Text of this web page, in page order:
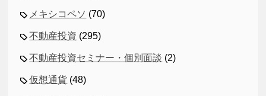
メキシコペソ (70)
不動産投資 (295)
不動産投資セミナー・個別面談 (2)
仮想通貨 (48)